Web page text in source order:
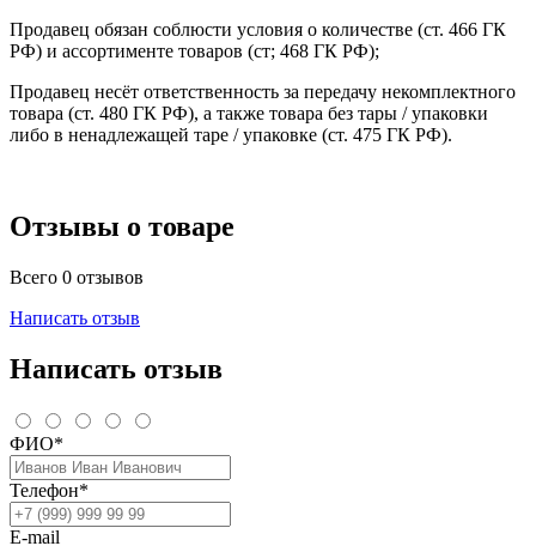
Продавец обязан соблюсти условия о количестве (ст. 466 ГК
РФ) и ассортименте товаров (ст; 468 ГК РФ);
Продавец несёт ответственность за передачу некомплектного
товара (ст. 480 ГК РФ), а также товара без тары / упаковки
либо в ненадлежащей таре / упаковке (ст. 475 ГК РФ).
Отзывы о товаре
Всего 0 отзывов
Написать отзыв
Написать отзыв
ФИО*
Телефон*
E-mail